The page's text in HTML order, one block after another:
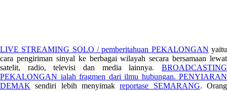
LIVE STREAMING SOLO / pemberitahuan PEKALONGAN yaitu
cara pengiriman sinyal ke berbagai wilayah secara bersamaan lewat
satelit, radio, televisi dan media lainnya. BROADCASTING
PEKALONGAN ialah fragmen dari ilmu hubungan. PENYIARAN
DEMAK sendiri lebih menyimakreportase SEMARANG. Orang